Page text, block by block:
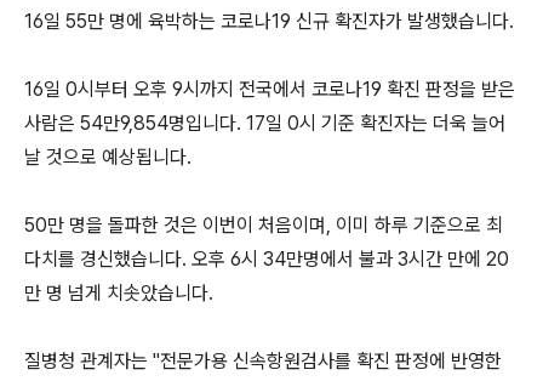
16일 55만 명에 육박하는 코로나19 신규 확진자가 발생했습니다.
16일 0시부터 오후 9시까지 전국에서 코로나19 확진 판정을 받은
사람은 54만9,854명입니다. 17일 0시 기준 확진자는 더욱 늘어
날 것으로 예상됩니다.
50만 명을 돌파한 것은 이번이 처음이며, 이미 하루 기준으로 최
다치를 경신했습니다. 오후 6시 34만명에서 불과 3시간 만에 20
만 명 넘게 치솟았습니다.
질병청 관계자는 "전문가용 신속항원검사를 확진 판정에 반영한